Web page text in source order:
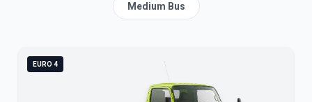
Medium Bus
EURO 4